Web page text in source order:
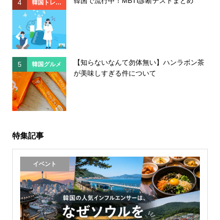
4 韓国トレン
ド
5 韓国グルメ
【知らないなんて勿体無い】ハンラボン茶
が美味しすぎる件について
特集記事
イベント